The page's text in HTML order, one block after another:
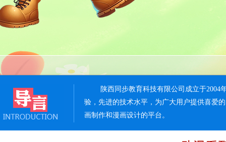
陕西同步教育科技有限公司成立于2004
验，先进的技术水平，为广大用户提供喜爱
画制作和漫画设计的平台。